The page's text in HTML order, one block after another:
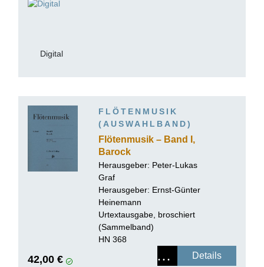
Digital
FLÖTENMUSIK
(AUSWAHLBAND)
Flötenmusik – Band I,
Barock
Herausgeber: Peter-Lukas
Graf
Herausgeber: Ernst-Günter
Heinemann
Urtextausgabe, broschiert
(Sammelband)
HN 368
42,00 € Details